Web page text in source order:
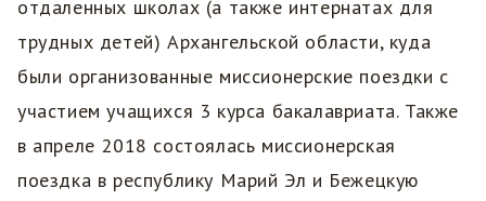
отдаленных школах (а также интернатах для
трудных детей) Архангельской области, куда
были организованные миссионерские поездки с
участием учащихся 3 курса бакалавриата. Также
в апреле 2018 состоялась миссионерская
поездка в республику Марий Эл и Бежецкую